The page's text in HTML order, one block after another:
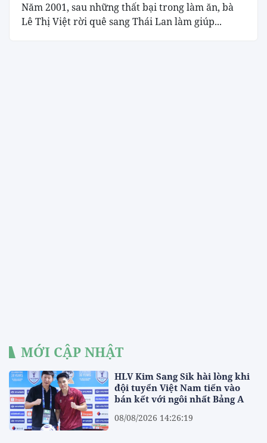
Năm 2001, sau những thất bại trong làm ăn, bà
Lê Thị Việt rời quê sang Thái Lan làm giúp...
MỚI CẬP NHẬT
HLV Kim Sang Sik hài lòng khi
đội tuyển Việt Nam tiến vào
bán kết với ngôi nhất Bảng A
08/08/2026 14:26:19